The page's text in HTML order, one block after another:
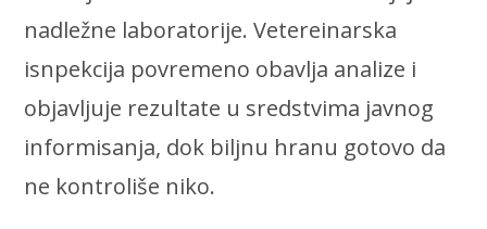
nadležne laboratorije. Vetereinarska
isnpekcija povremeno obavlja analize i
objavljuje rezultate u sredstvima javnog
informisanja, dok biljnu hranu gotovo da
ne kontroliše niko.